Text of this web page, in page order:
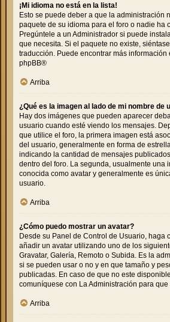
¡Mi idioma no está en la lista!
Esto se puede deber a que la administración
paquete de su idioma para el foro o nadie ha
Pregúntele a un Administrador si puede
que necesita. Si el paquete no existe,
traducción. Puede encontrar más información
phpBB®
Arriba
¿Qué es la imagen al lado de mi nombre de
Hay dos imágenes que pueden aparecer
usuario cuando esté viendo los mensajes.
que utilice el foro, la primera imagen está
del usuario, generalmente en forma de
indicando la cantidad de mensajes
dentro del foro. La segunda, usualmente una
conocida como avatar y generalmente es
usuario.
Arriba
¿Cómo puedo mostrar un avatar?
Desde su Panel de Control de Usuario, haga
añadir un avatar utilizando uno de los
Gravatar, Galería, Remoto o Subida. Es la
si se pueden usar o no y en que tamaño y
publicadas. En caso de que no este
comuníquese con La Administración para que
Arriba